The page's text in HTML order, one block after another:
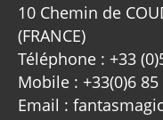
10 Chemin de
(FRANCE)
Téléphone : +33
Mobile : +33(0)6
Email :